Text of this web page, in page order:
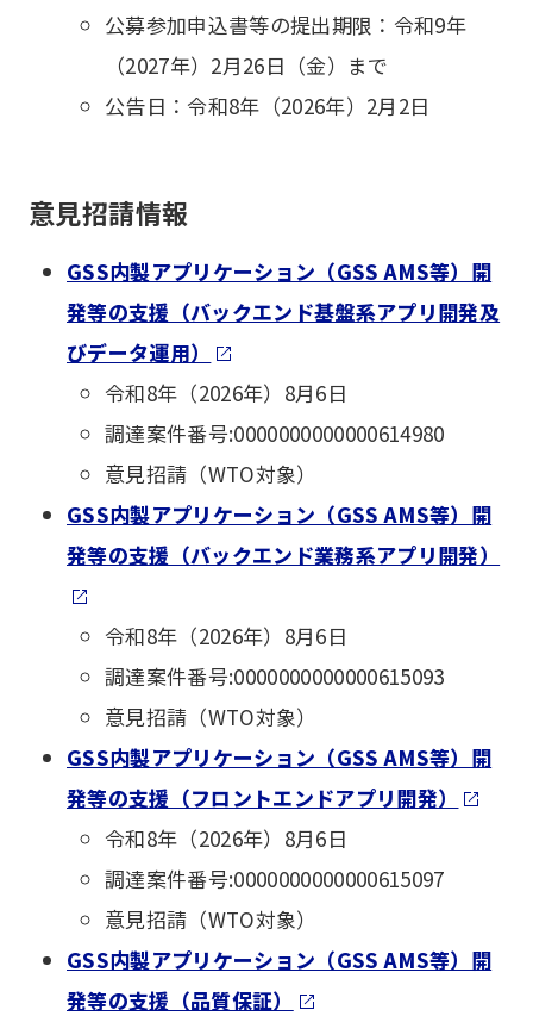
公募参加申込書等の提出期限：令和9年
（2027年）2月26日（金）まで
公告日：令和8年（2026年）2月2日
意見招請情報
GSS内製アプリケーション（GSS AMS等）開
発等の支援（バックエンド基盤系アプリ開発及
びデータ運用）
令和8年（2026年）8月6日
調達案件番号:0000000000000614980
意見招請（WTO対象）
GSS内製アプリケーション（GSS AMS等）開
発等の支援（バックエンド業務系アプリ開発）
令和8年（2026年）8月6日
調達案件番号:0000000000000615093
意見招請（WTO対象）
GSS内製アプリケーション（GSS AMS等）開
発等の支援（フロントエンドアプリ開発）
令和8年（2026年）8月6日
調達案件番号:0000000000000615097
意見招請（WTO対象）
GSS内製アプリケーション（GSS AMS等）開
発等の支援（品質保証）